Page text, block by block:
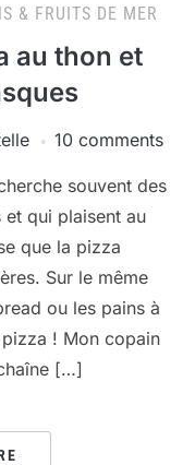
& FRUITS DE MER
au thon et
10 comments
souvent des
qui plaisent au
que la pizza
Sur le même
ou les pains à
! Mon copain
[…]